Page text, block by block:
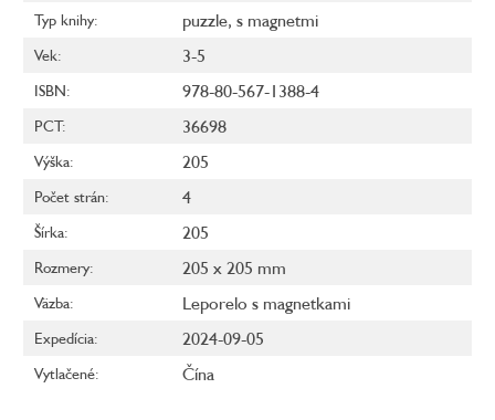
Typ knihy: puzzle, s magnetmi
Vek: 3-5
ISBN: 978-80-567-1388-4
PCT: 36698
Výška: 205
Počet strán: 4
Šírka: 205
Rozmery: 205 x 205 mm
Väzba: Leporelo s magnetkami
Expedícia: 2024-09-05
Vytlačené: Čína